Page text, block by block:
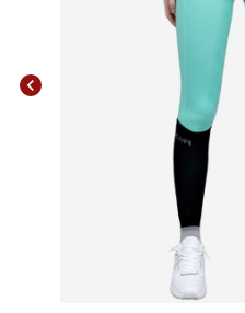
chevron_left